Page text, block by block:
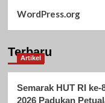
WordPress.org
Terbaru
Artikel
Semarak HUT RI
2026 Padukan